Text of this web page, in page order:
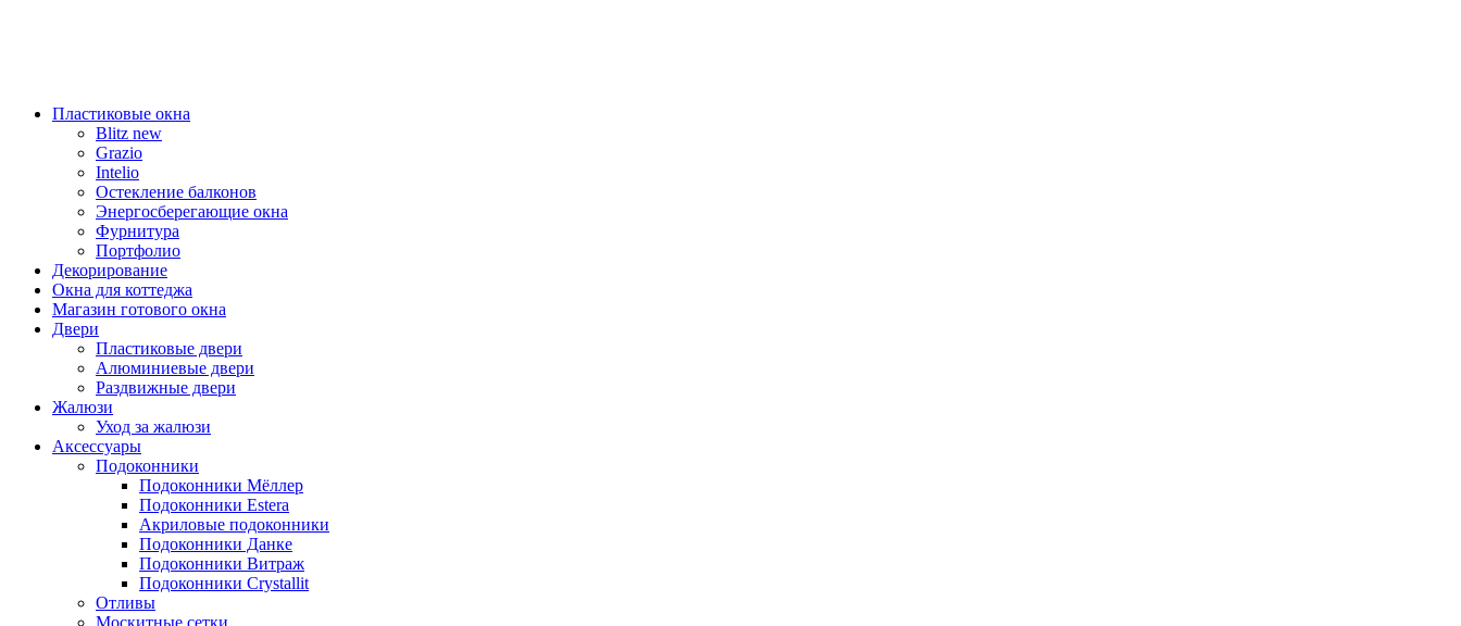
Пластиковые окна
Blitz new
Grazio
Intelio
Остекление балконов
Энергосберегающие окна
Фурнитура
Портфолио
Декорирование
Окна для коттеджа
Магазин готового окна
Двери
Пластиковые двери
Алюминиевые двери
Раздвижные двери
Жалюзи
Уход за жалюзи
Аксессуары
Подоконники
Подоконники Мёллер
Подоконники Estera
Акриловые подоконники
Подоконники Данке
Подоконники Витраж
Подоконники Crystallit
Отливы
Москитные сетки